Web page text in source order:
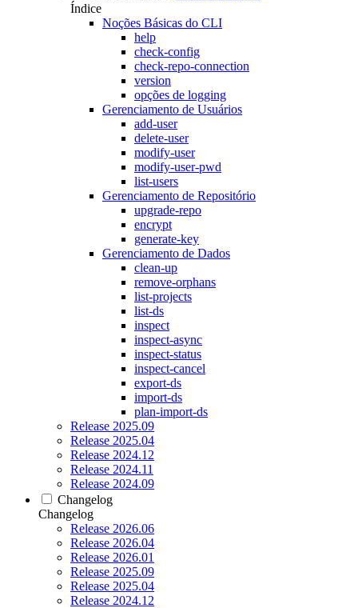
Índice
Noções Básicas do CLI
help
check-config
check-repo-connection
version
opções de logging
Gerenciamento de Usuários
add-user
delete-user
modify-user
modify-user-pwd
list-users
Gerenciamento de Repositório
upgrade-repo
encrypt
generate-key
Gerenciamento de Dados
clean-up
remove-orphans
list-projects
list-ds
inspect
inspect-async
inspect-status
inspect-cancel
export-ds
import-ds
plan-import-ds
Release 2025.09
Release 2025.04
Release 2024.12
Release 2024.11
Release 2024.09
Changelog
Changelog
Release 2026.06
Release 2026.04
Release 2026.01
Release 2025.09
Release 2025.04
Release 2024.12